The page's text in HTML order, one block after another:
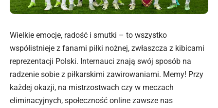
Wielkie emocje, radość i smutki – to wszystko
współistnieje z fanami piłki nożnej, zwłaszcza z kibicami
reprezentacji Polski. Internauci znają swój sposób na
radzenie sobie z piłkarskimi zawirowaniami. Memy! Przy
każdej okazji, na mistrzostwach czy w meczach
eliminacyjnych, społeczność online zawsze nas